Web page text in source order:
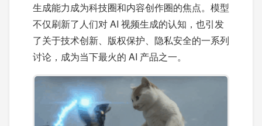
生成能力成为科技圈和内容创作圈的焦点。模型
不仅刷新了人们对 AI 视频生成的认知，也引发
了关于技术创新、版权保护、隐私安全的一系列
讨论，成为当下最火的 AI 产品之一。